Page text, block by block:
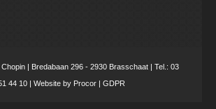
| Bredabaan 296 - 2930 Brasschaat | Tel.: 03
44 10 | Website by Procor| GDPR